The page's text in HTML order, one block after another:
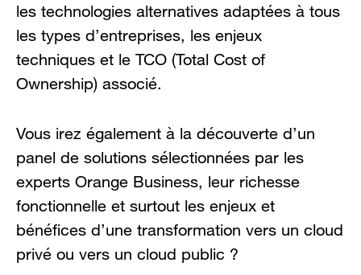
les technologies alternatives adaptées à tous
les types d’entreprises, les enjeux
techniques et le TCO (Total Cost of
Ownership) associé.
Vous irez également à la découverte d’un
panel de solutions sélectionnées par les
experts Orange Business, leur richesse
fonctionnelle et surtout les enjeux et
bénéfices d’une transformation vers un cloud
privé ou vers un cloud public ?